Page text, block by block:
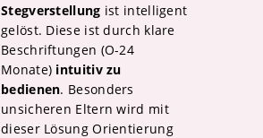
Stegverstellung ist intelligent
gelöst. Diese ist durch klare
Beschriftungen (O-24
Monate) intuitiv zu
bedienen. Besonders
unsicheren Eltern wird mit
dieser Lösung Orientierung